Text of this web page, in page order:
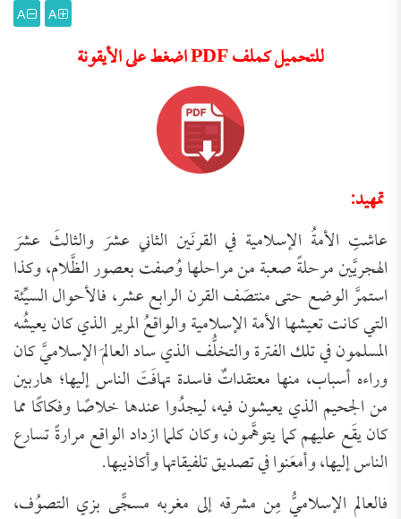
A
A
للتحميل كملف PDF اضغط على الأيقونة
تمهيد:
عاشتِ الأمةُ الإسلامية في القرنَين الثاني عشرَ والثالثَ عشرَ
الهجريَّين مرحلةً صعبة من مراحلها وُصفت بعصور الظَّلام، وكذا
استمرَّ الوضع حتى منتصَف القرن الرابع عشر، فالأحوال السيِّئة
التي كانت تعيشها الأمة الإسلامية والواقعُ المرير الذي كان يعيشُه
المسلمون في تلك الفترة والتخلُّف الذي ساد العالمَ الإسلاميَّ كان
وراءه أسباب، منها معتقداتٌ فاسدة تهافَتَ الناس إليها؛ هاربين
من الجحيم الذي يعيشون فيه، ليجدُوا عندها خلاصًا وفكاكًا مما
كان يقَع عليهم كما يتوهَّمون، وكان كلما ازداد الواقع مرارةً تسارع
الناس إليها، وأمعَنوا في تصديق تلفيقاتها وأكاذيبها.
فالعالم الإسلاميُّ مِن مشرقه إلى مغربه مسجًّى بزي التصوُف،